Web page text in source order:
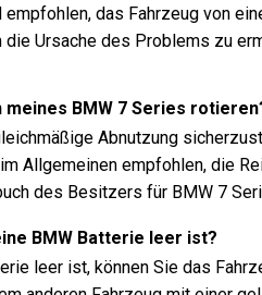
empfohlen, das Fahrzeug von
Ursache des Problems zu
BMW 7 Series
Abnutzung
Allgemeinen empfohlen, die
des Besitzers für BMW 7
BMW Batterie leer ist?
leer ist, können Sie das